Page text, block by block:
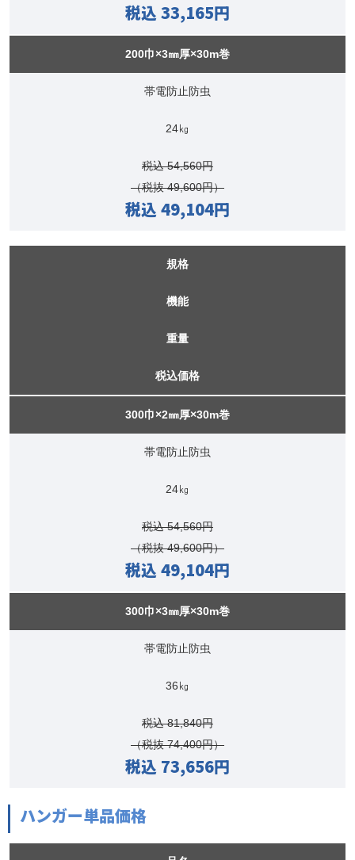
税込 33,165円
200巾×3㎜厚×30m巻
帯電防止防虫
24㎏
税込 54,560円
（税抜 49,600円）
税込 49,104円
規格
機能
重量
税込価格
300巾×2㎜厚×30m巻
帯電防止防虫
24㎏
税込 54,560円
（税抜 49,600円）
税込 49,104円
300巾×3㎜厚×30m巻
帯電防止防虫
36㎏
税込 81,840円
（税抜 74,400円）
税込 73,656円
ハンガー単品価格